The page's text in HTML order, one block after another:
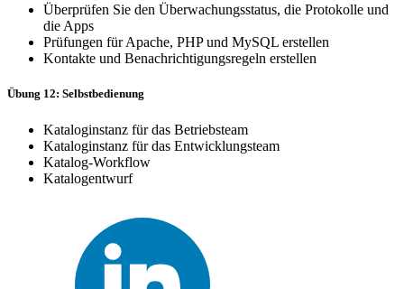
Überprüfen Sie den Überwachungsstatus, die Protokolle und
die Apps
Prüfungen für Apache, PHP und MySQL erstellen
Kontakte und Benachrichtigungsregeln erstellen
Übung 12: Selbstbedienung
Kataloginstanz für das Betriebsteam
Kataloginstanz für das Entwicklungsteam
Katalog-Workflow
Katalogentwurf